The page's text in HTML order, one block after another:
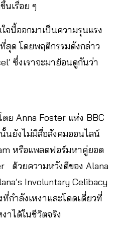
นเรื่อย ๆ
นี้ออกมาเป็นความรุนแรง
สุด โดยพฤติกรรมดังกล่าว
ซึ่งเราจะมาย้อนดูกันว่า
ดย Anna Foster แห่ง BBC
นยังไม่มีสื่อสังคมออนไลน์
หรือแพลตฟอร์มหาคู่ยอด
ด้วยความหวังดีของ Alana
Involuntary Celibacy
กำลังเหงาและโดดเดี่ยวที่
าได้ในชีวิตจริง